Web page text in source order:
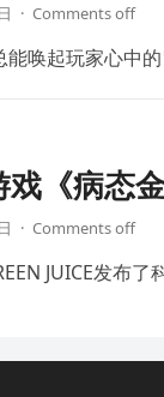
· Comments off
能唤起玩家心中
《病态
· Comments off
JUICE发布